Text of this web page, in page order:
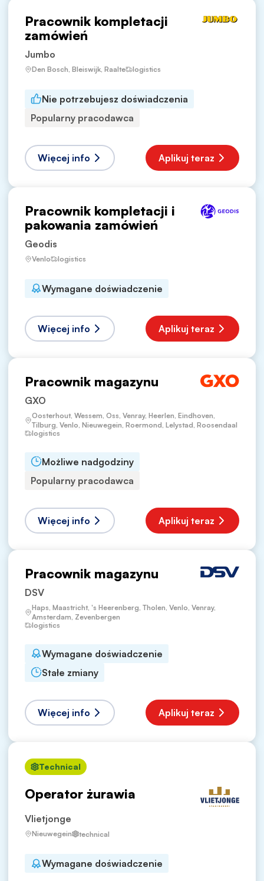
Pracownik kompletacji
zamówień
Jumbo
Den Bosch, Bleiswijk, Raalte logistics
Nie potrzebujesz doświadczenia
Popularny pracodawca
Więcej info Aplikuj teraz
Pracownik kompletacji i
pakowania zamówień
Geodis
Venlo logistics
Wymagane doświadczenie
Więcej info Aplikuj teraz
Pracownik magazynu
GXO
Oosterhout, Wessem, Oss, Venray, Heerlen, Eindhoven,
Tilburg, Venlo, Nieuwegein, Roermond, Lelystad, Roosendaal
logistics
Możliwe nadgodziny
Popularny pracodawca
Więcej info Aplikuj teraz
Pracownik magazynu
DSV
Haps, Maastricht, 's Heerenberg, Tholen, Venlo, Venray,
Amsterdam, Zevenbergen
logistics
Wymagane doświadczenie
Stałe zmiany
Więcej info Aplikuj teraz
Technical
Operator żurawia
Vlietjonge
Nieuwegein technical
Wymagane doświadczenie